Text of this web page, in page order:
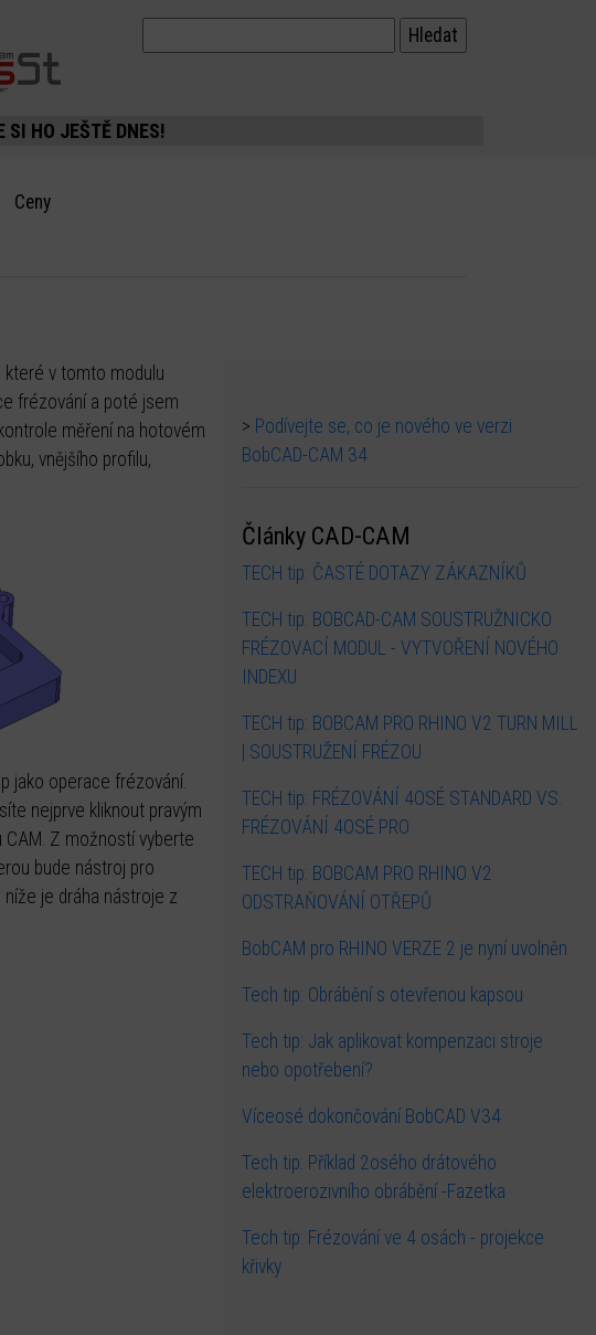
HO JEŠTĚ DNES!
Ceny
které v tomto modulu
frézování a poté jsem
měření na hotovém
vnějšího profilu,
jako operace frézování.
nejprve kliknout pravým
Z možností vyberte
bude nástroj pro
je dráha nástroje z
> Podívejte se, co je nového ve verzi
BobCAD-CAM 34
Články CAD-CAM
TECH tip: ČASTÉ DOTAZY ZÁKAZNÍKŮ
TECH tip: BOBCAD-CAM SOUSTRUŽNICKO
FRÉZOVACÍ MODUL - VYTVOŘENÍ NOVÉHO
INDEXU
TECH tip: BOBCAM PRO RHINO V2 TURN MILL
| SOUSTRUŽENÍ FRÉZOU
TECH tip: FRÉZOVÁNÍ 4OSÉ STANDARD VS.
FRÉZOVÁNÍ 4OSÉ PRO
TECH tip: BOBCAM PRO RHINO V2
ODSTRAŇOVÁNÍ OTŘEPŮ
BobCAM pro RHINO VERZE 2 je nyní uvolněn
Tech tip: Obrábění s otevřenou kapsou
Tech tip: Jak aplikovat kompenzaci stroje
nebo opotřebení?
Víceosé dokončování BobCAD V34
Tech tip: Příklad 2osého drátového
elektroerozivního obrábění -Fazetka
Tech tip: Frézování ve 4 osách - projekce
křivky